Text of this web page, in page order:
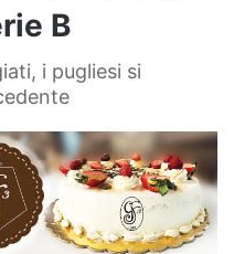
B
i pugliesi si